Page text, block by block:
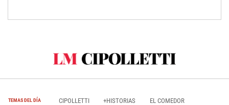
TEMAS DEL DÍA CIPOLLETTI +HISTORIAS EL COMEDOR